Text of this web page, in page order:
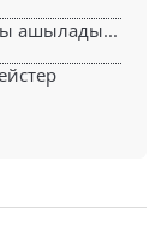
ашылады...